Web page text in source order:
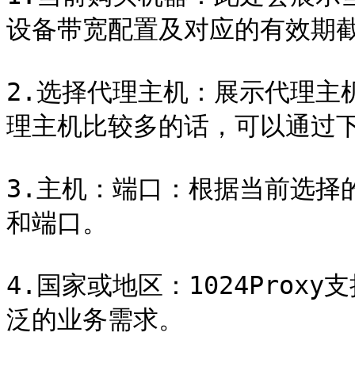
设备带宽配置及对应的有效期
2.选择代理主机：展示代理主
理主机比较多的话，可以通过
3.主机：端口：根据当前选择
和端口。
4.国家或地区：1024Proxy支
泛的业务需求。